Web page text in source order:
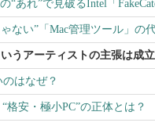
あれ”で見破るIntel「
ない”「Mac管理ツール」の
うアーティストの主張は成
はなぜ？
安・極小PC”の正体とは？